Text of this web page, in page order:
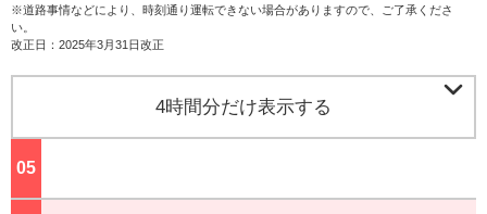
※道路事情などにより、時刻通り運転できない場合がありますので、ご了承くださ
い。
改正日：2025年3月31日改正
4時間分だけ表示する 
05